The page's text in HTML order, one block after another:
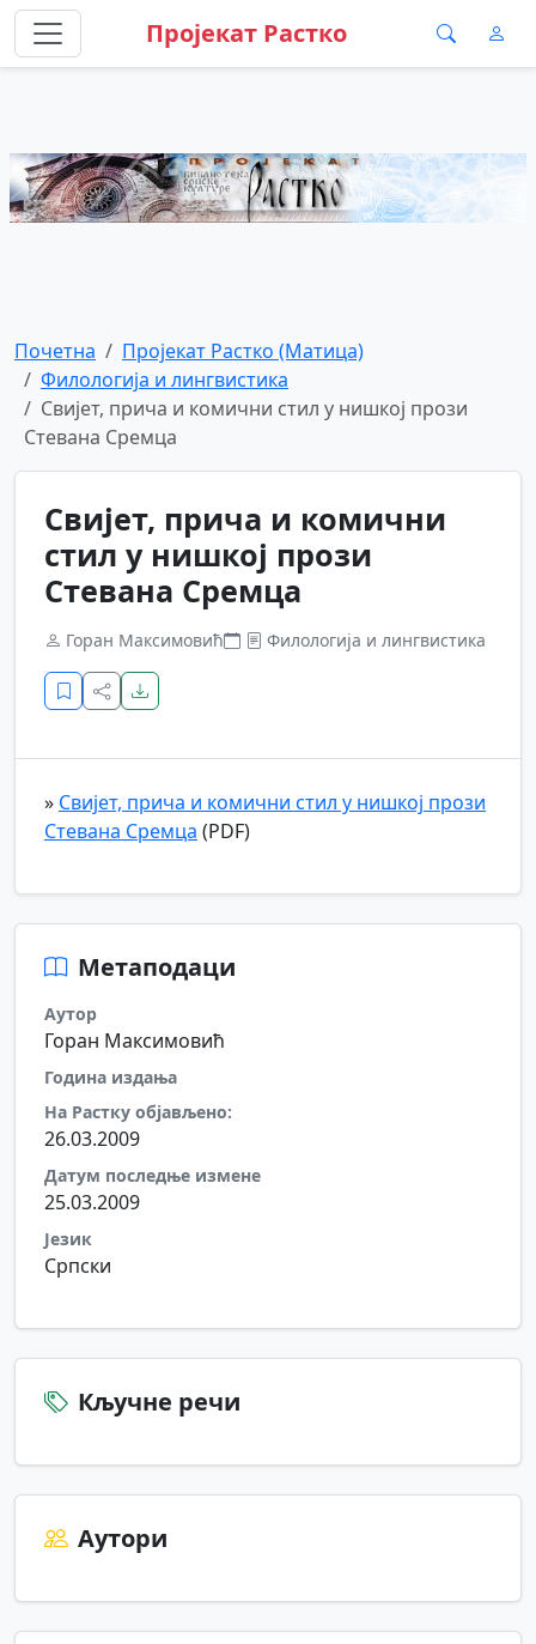
Пројекат Растко
Почетна
Пројекат Растко (Матица)
Филологија и лингвистика
Свијет, прича и комични стил у нишкој прози
Стевана Сремца
Свијет, прича и комични
стил у нишкој прози
Стевана Сремца
Горан Максимовић Филологија и лингвистика
» Свијет, прича и комични стил у нишкој прози
Стевана Сремца (PDF)
Метаподаци
Аутор
Горан Максимовић
Година издања
На Растку објављено:
26.03.2009
Датум последње измене
25.03.2009
Језик
Српски
Кључне речи
Аутори